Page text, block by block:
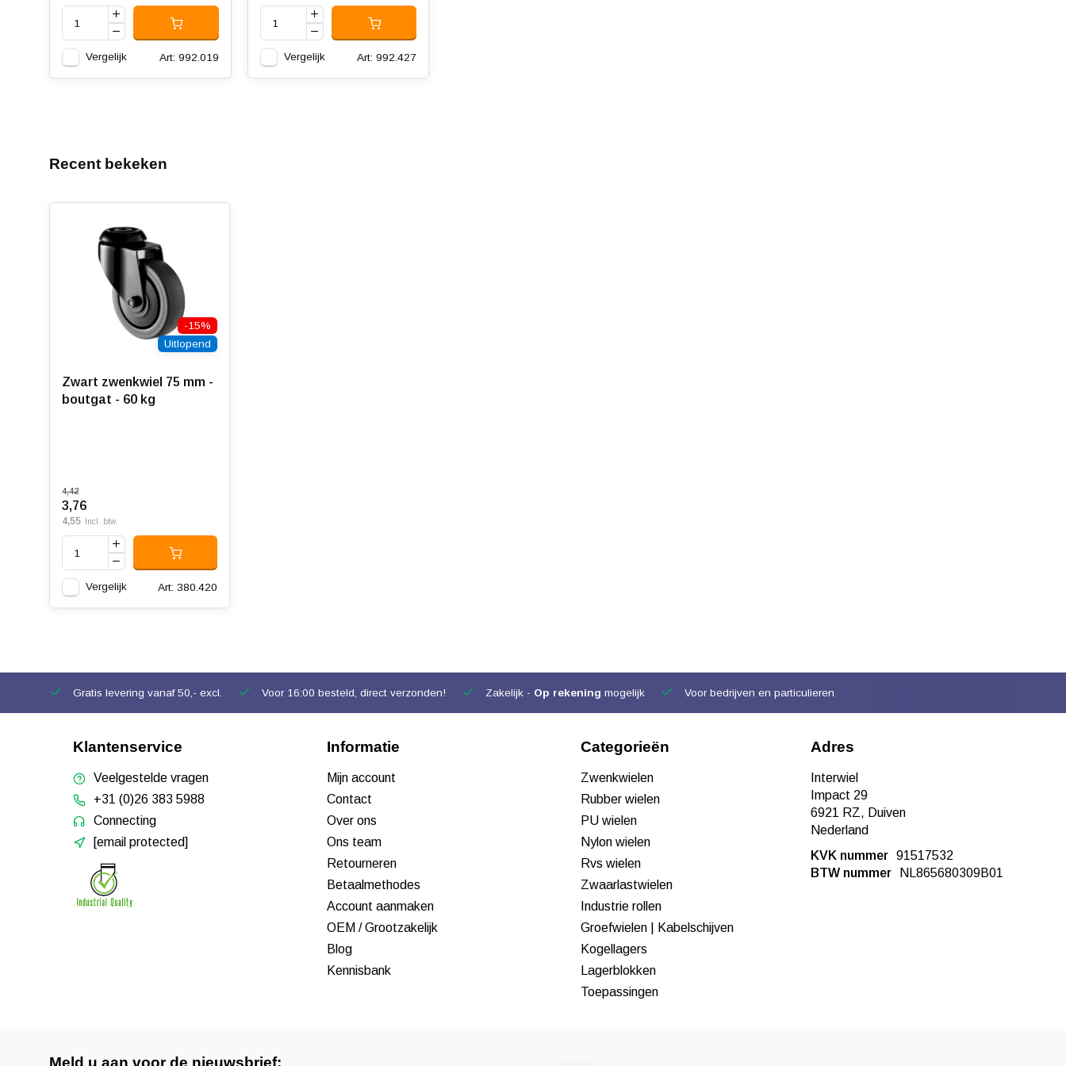
Vergelijk Art: 992.019 Vergelijk Art: 992.427
Recent bekeken
-15%
Uitlopend
Zwart zwenkwiel 75 mm -
boutgat - 60 kg
4,42
3,76
4,55 Incl. btw
Vergelijk Art: 380.420
Gratis levering vanaf 50,- excl. Voor 16:00 besteld, direct verzonden! Zakelijk - Op rekening mogelijk Voor bedrijven en particulieren
Klantenservice
Veelgestelde vragen
+31 (0)26 383 5988
Connecting
[email protected]
Informatie
Mijn account
Contact
Over ons
Ons team
Retourneren
Betaalmethodes
Account aanmaken
OEM / Grootzakelijk
Blog
Kennisbank
Categorieën
Zwenkwielen
Rubber wielen
PU wielen
Nylon wielen
Rvs wielen
Zwaarlastwielen
Industrie rollen
Groefwielen | Kabelschijven
Kogellagers
Lagerblokken
Toepassingen
Adres
Interwiel
Impact 29
6921 RZ, Duiven
Nederland
KVK nummer 91517532
BTW nummer
NL865680309B01
Meld u aan voor de nieuwsbrief: